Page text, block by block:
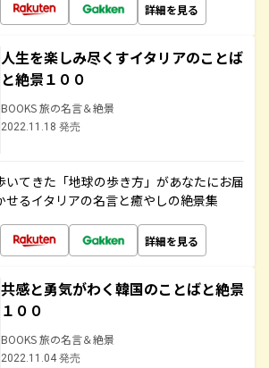
詳細を見る
人生を楽しみ尽くすイタリアのことば
と絶景１００
BOOKS 旅の名言＆絶景
2022.11.18 発売
いてきた「地球の歩き方」があなたにお届
せるイタリアの名言と癒やしの絶景集
詳細を見る
共感と勇気がわく韓国のことばと絶景
１００
BOOKS 旅の名言＆絶景
2022.11.04 発売